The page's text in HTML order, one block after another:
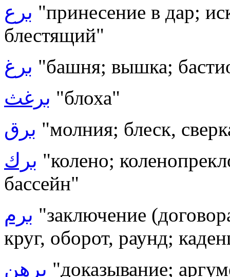
برع "принесение в дар;
блестящий"
برغ "башня; вышка;
برغث "блоха"
برق "молния; блеск,
برك "колено;
бассейн"
برم "заключение
круг, оборот, раунд;
برهن "доказывание;